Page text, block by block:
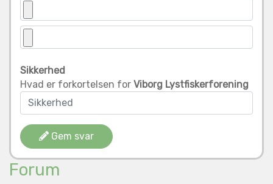
Sikkerhed
Hvad er forkortelsen for Viborg Lystfiskerforening
Gem svar
Forum